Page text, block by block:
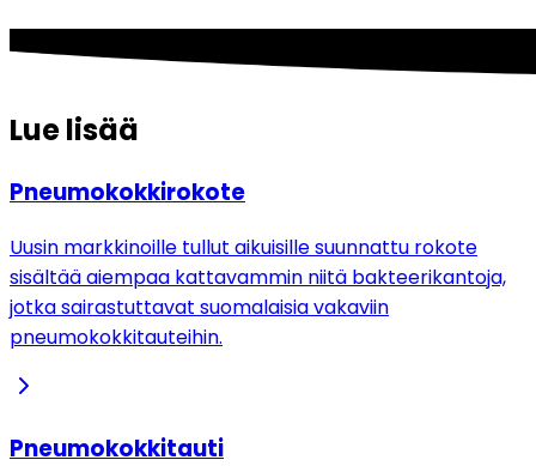
Lue lisää
Pneumokokkirokote
Uusin markkinoille tullut aikuisille suunnattu rokote
sisältää aiempaa kattavammin niitä bakteerikantoja,
jotka sairastuttavat suomalaisia vakaviin
pneumokokkitauteihin.
Pneumokokkitauti